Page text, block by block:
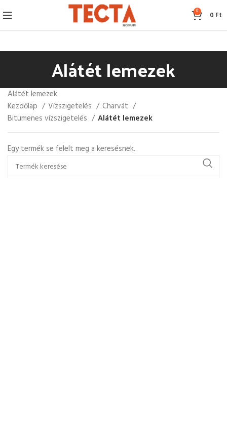
0 0 Ft
Alátét lemezek
Alátét lemezek
Kezdőlap
Vízszigetelés
Charvát
Bitumenes vízszigetelés
Alátét lemezek
Egy termék se felelt meg a keresésnek.